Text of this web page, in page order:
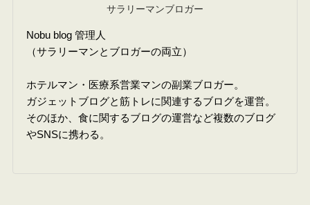
サラリーマンブロガー
Nobu blog 管理人
（サラリーマンとブロガーの両立）
ホテルマン・医療系営業マンの副業ブロガー。
ガジェットブログと筋トレに関連するブログを運営。
そのほか、食に関するブログの運営など複数のブログ
やSNSに携わる。